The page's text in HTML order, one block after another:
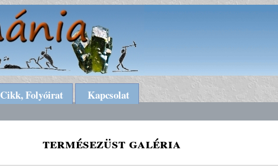
Cikk, Folyóirat
Kapcsolat
termésezüst galéria